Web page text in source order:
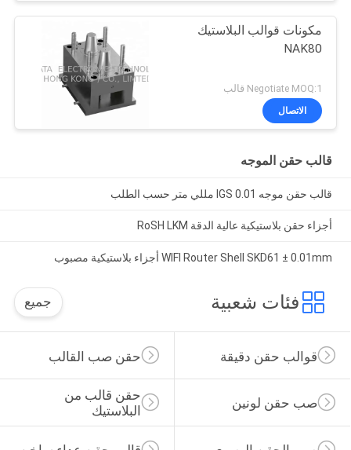
مكونات قوالب البلاستيك
NAK80
Negotiate MOQ:1 قالب
الاتصال
قالب حقن الموجه
قالب حقن موجه IGS 0.01 مللي متر حسب الطلب
أجزاء حقن بلاستيكية عالية الدقة RoSH LKM
WIFI Router Shell SKD61 ± 0.01mm أجزاء بلاستيكية مصبوب
فئات شعبية جميع
حقن صب القالب قوالب حقن دقيقة
حقن قالب من
البلاستيك
صب حقن لونين